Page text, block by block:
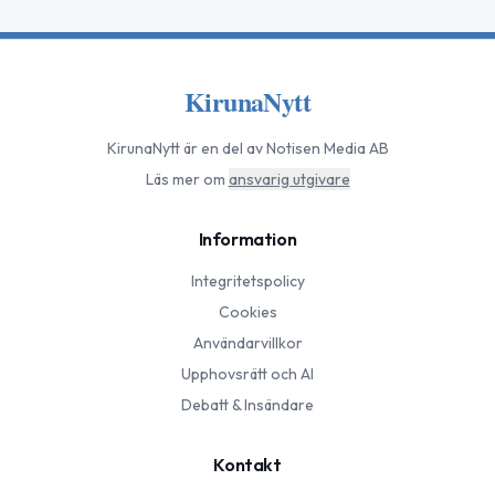
KirunaNytt
KirunaNyttär en del av Notisen Media AB
Läs mer om ansvarig utgivare
Information
Integritetspolicy
Cookies
Användarvillkor
Upphovsrätt och AI
Debatt & Insändare
Kontakt